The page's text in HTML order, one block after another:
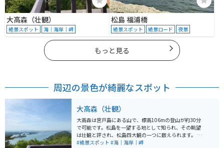
大高森（壮観）
絶景スポット 海｜海岸｜岬
松島 福浦橋
絶景スポット 絶景ロード 夜景
もっと見る
周辺の景色が綺麗なスポット
大高森（壮観）
大高森は宮戸島にある山で、標高106mの登山が約30分
で可能です。松島を一望する地として知られ、その眺望
は壮観と評され、松島四大観の一つに数えられます。 山
頂付近からは四方に広がる景色が楽しめ、展望台からは
#絶景スポット #海｜海岸｜岬